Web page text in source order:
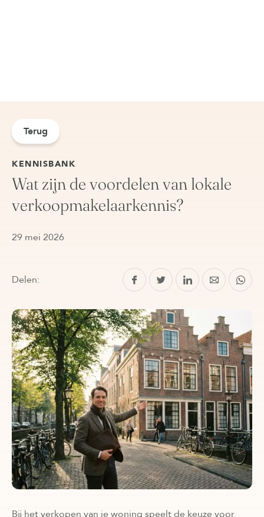
Terug
KENNISBANK
Wat zijn de voordelen van lokale
verkoopmakelaarkennis?
29 mei 2026
Delen:
Bij het verkopen van je woning speelt de keuze voor